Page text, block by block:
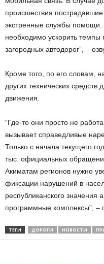
происшествия
экстренные службы помощи.
необходимо ускорить
загородных автодорог”, –
Кроме того, по его словам,
других технических средств
движения.
“Где-то они просто не
вызывает справедливые
Только с начала текущего
тыс. официальных
Акиматам регионов нужно
фиксации нарушений в
республиканского значения
программные комплексы”, –
ТЕГИ ДОРОГИ НОВОСТИ